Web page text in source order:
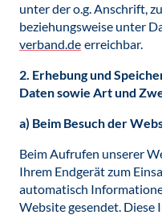
unter der o.g. Anschrift,
beziehungsweise unter
verband.de erreichbar.
2. Erhebung und
Daten sowie Art und
a) Beim Besuch der
Beim Aufrufen unserer
Ihrem Endgerät zum
automatisch
Website gesendet.